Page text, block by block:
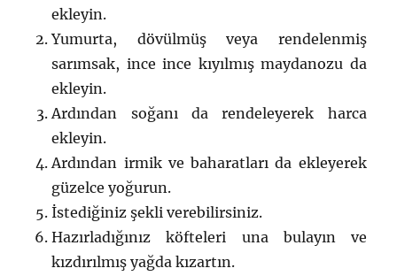
ekleyin.
Yumurta, dövülmüş veya rendelenmiş
sarımsak, ince ince kıyılmış maydanozu da
ekleyin.
Ardından soğanı da rendeleyerek harca
ekleyin.
Ardından irmik ve baharatları da ekleyerek
güzelce yoğurun.
İstediğiniz şekli verebilirsiniz.
Hazırladığınız köfteleri una bulayın ve
kızdırılmış yağda kızartın.